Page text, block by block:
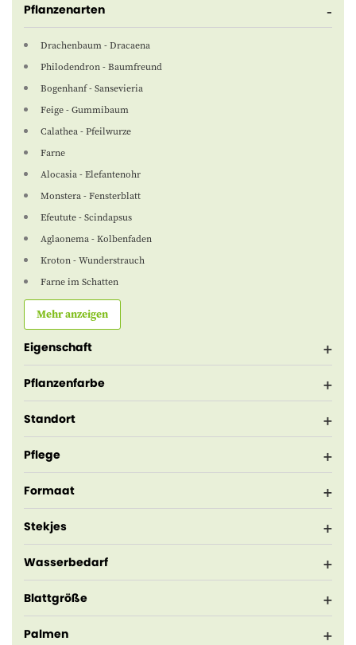
Pflanzenarten
Drachenbaum - Dracaena
Philodendron - Baumfreund
Bogenhanf - Sansevieria
Feige - Gummibaum
Calathea - Pfeilwurze
Farne
Alocasia - Elefantenohr
Monstera - Fensterblatt
Efeutute - Scindapsus
Aglaonema - Kolbenfaden
Kroton - Wunderstrauch
Farne im Schatten
Mehr anzeigen
Eigenschaft
Pflanzenfarbe
Standort
Pflege
Formaat
Stekjes
Wasserbedarf
Blattgröße
Palmen